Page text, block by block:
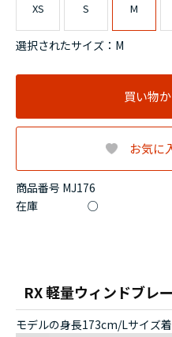
商品番号 MJ176
在庫 ○
XS S M
選択されたサイズ：M
買い物
お気に
RX 軽量ウィンドブレ
モデルの身長173cm/Lサイズ